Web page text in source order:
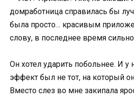
домработница справилась бы
была просто… красивым
слову, в последнее время
Он хотел ударить побольнее. И у
эффект был не тот, на который
Вместо слез во мне закипала